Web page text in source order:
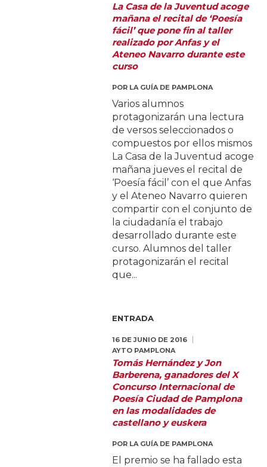
La Casa de la Juventud acoge
mañana el recital de ‘Poesía
fácil’ que pone fin al taller
realizado por Anfas y el
Ateneo Navarro durante este
curso
POR LA GUÍA DE PAMPLONA
Varios alumnos
protagonizarán una lectura
de versos seleccionados o
compuestos por ellos mismos
La Casa de la Juventud acoge
mañana jueves el recital de
‘Poesía fácil’ con el que Anfas
y el Ateneo Navarro quieren
compartir con el conjunto de
la ciudadanía el trabajo
desarrollado durante este
curso. Alumnos del taller
protagonizarán el recital
que...
ENTRADA
16 DE JUNIO DE 2016
AYTO PAMPLONA
Tomás Hernández y Jon
Barberena, ganadores del X
Concurso Internacional de
Poesía Ciudad de Pamplona
en las modalidades de
castellano y euskera
POR LA GUÍA DE PAMPLONA
El premio se ha fallado esta